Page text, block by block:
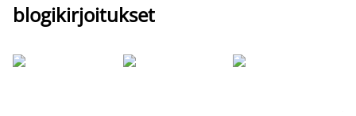
blogikirjoitukset